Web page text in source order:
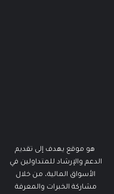
هو موقع يهدف إلى تقديم
الدعم والإرشاد للمتداولين في
الأسواق المالية، من خلال
مشاركة الخبرات والمعرفة